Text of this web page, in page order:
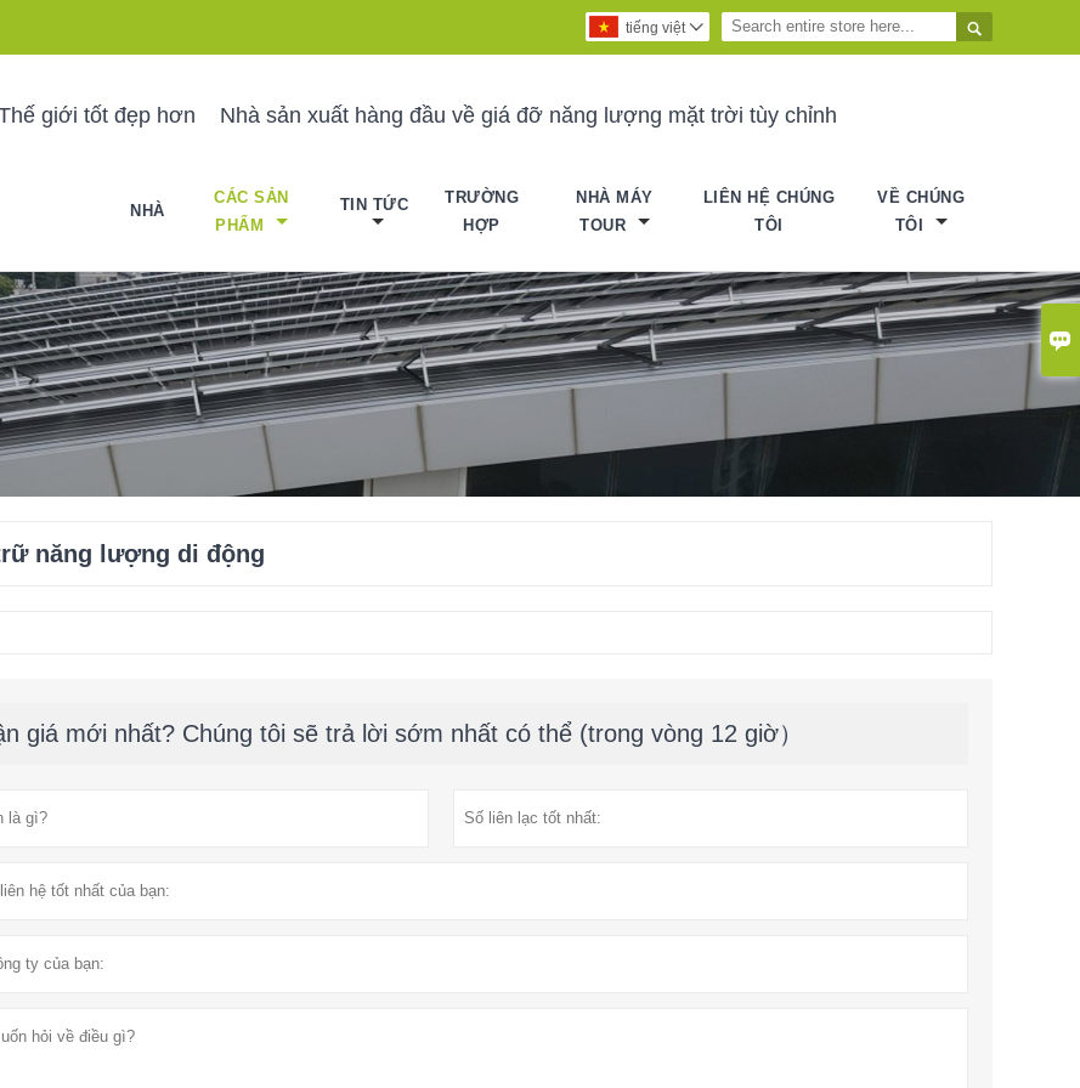


tiếng việt 
giới tốt đẹp hơn Nhà sản xuất hàng đầu về giá đỡ năng lượng mặt trời tùy chỉnh
NHÀ
CÁC SẢN
PHẨM
TIN TỨC
TRƯỜNG
HỢP
NHÀ MÁY
TOUR
LIÊN HỆ CHÚNG
TÔI
VỀ CHÚNG
TÔI
năng lượng di động
giá mới nhất? Chúng tôi sẽ trả lời sớm nhất có thể (trong vòng 12 giờ）